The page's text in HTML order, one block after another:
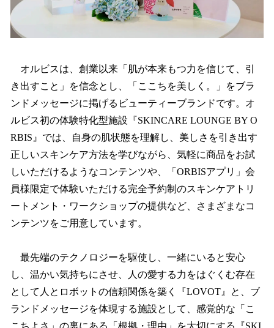
オルビスは、創業以来「肌が本来もつ力を信じて、引
き出すこと」を信念とし、「ここちを美しく。」をブラ
ンドメッセージに掲げるビューティーブランドです。オ
ルビス初の体験特化型施設『SKINCARE LOUNGE BY O
RBIS』では、自身の肌状態を理解し、美しさを引き出す
正しいスキンケア方法を学びながら、気軽に商品をお試
しいただけるようなコンテンツや、「ORBISアプリ」会
員様限定で体験いただける完全予約制のスキンケアトリ
ートメント・ワークショップの提供など、さまざまなコ
ンテンツをご用意しています。
最先端のテクノロジーを駆使し、一緒にいると安心
し、温かい気持ちにさせ、人の愛する力をはぐくむ存在
として人とロボットの信頼関係を築く『LOVOT』と、ブ
ランドメッセージを体現する施設として、感覚的な「こ